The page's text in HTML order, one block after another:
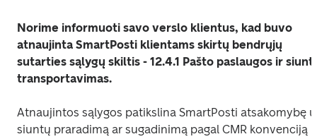
Norime informuoti savo verslo klientus, kad buvo
atnaujinta SmartPosti klientams skirtų bendrųjų
sutarties sąlygų skiltis - 12.4.1 Pašto paslaugos ir
transportavimas.
Atnaujintos sąlygos patikslina SmartPosti atsakomybę
siuntų praradimą ar sugadinimą pagal CMR konvenciją ir